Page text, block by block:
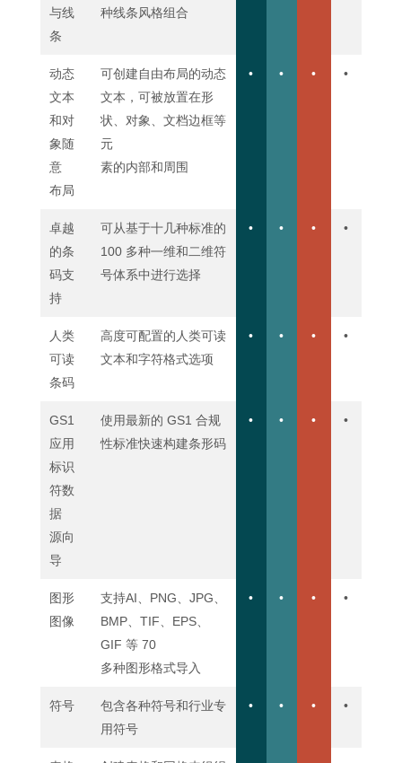
与线
条
种线条风格组合
动态
文本
和对
象随
意
布局
可创建自由布局的动态
文本，可被放置在形
状、对象、文档边框等
元
素的内部和周围
• • • •
卓越
的条
码支
持
可从基于十几种标准的
100 多种㇐维和二维符
号体系中进行选择
• • • •
人类
可读
条码
高度可配置的人类可读
文本和字符格式选项
• • • •
GS1
应用
标识
符数
据
源向
导
使用最新的 GS1 合规
性标准快速构建条形码
• • • •
图形
图像
支持AI、PNG、JPG、
BMP、TIF、EPS、
GIF 等 70
多种图形格式导入
• • • •
符号
包含各种符号和行业专
用符号
• • • •